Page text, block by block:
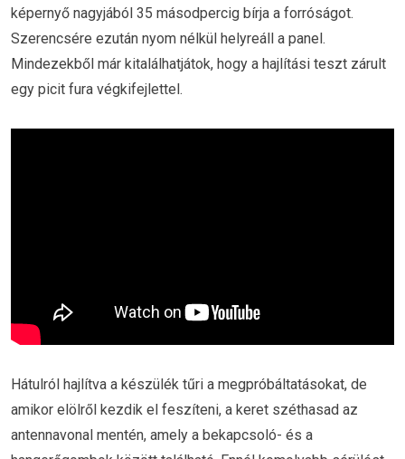
képernyő nagyjából 35 másodpercig bírja a forróságot.
Szerencsére ezután nyom nélkül helyreáll a panel.
Mindezekből már kitalálhatjátok, hogy a hajlítási teszt zárult
egy picit fura végkifejlettel.
Hátulról hajlítva a készülék tűri a megpróbáltatásokat, de
amikor elölről kezdik el feszíteni, a keret széthasad az
antennavonal mentén, amely a bekapcsoló- és a